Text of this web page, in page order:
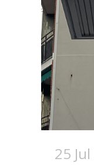
25 Jul